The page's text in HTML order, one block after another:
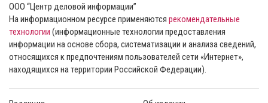
ООО “Центр деловой информации”
На информационном ресурсе применяются рекомендательные
технологии (информационные технологии предоставления
информации на основе сбора, систематизации и анализа сведений,
относящихся к предпочтениям пользователей сети «Интернет»,
находящихся на территории Российской Федерации).